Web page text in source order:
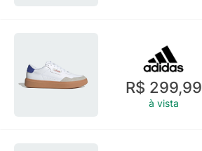
R$ 299,99
à vista